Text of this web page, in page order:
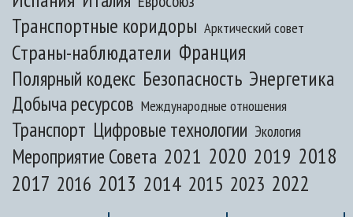
Транспортные коридоры Арктический совет
Страны-наблюдатели Франция
Полярный кодекс Безопасность Энергетика
Добыча ресурсов Международные отношения
Транспорт Цифровые технологии Экология
Мероприятие Совета 2021 2020 2019 2018
2017 2016 2013 2014 2015 2023 2022